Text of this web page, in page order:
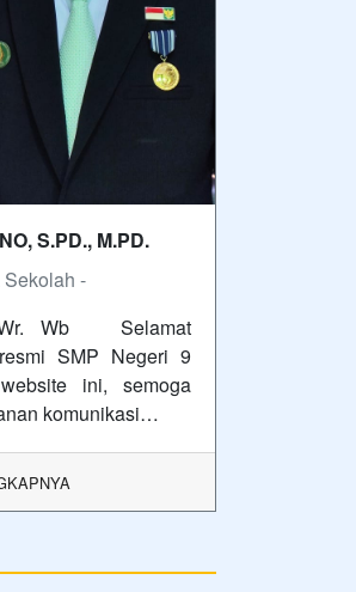
S.PD., M.PD.
-
Wr. Wb Selamat
SMP Negeri 9
ini, semoga
komunikasi…